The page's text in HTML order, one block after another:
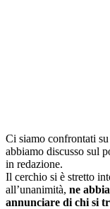
Ci siamo confrontati
abbiamo discusso sul
in redazione.
Il cerchio si è stretto
all’unanimità, ne
annunciare di chi si